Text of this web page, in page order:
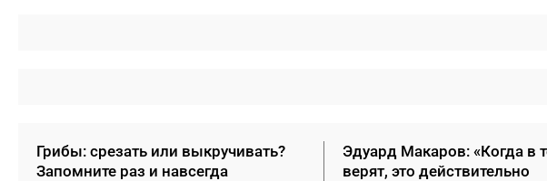
Грибы: срезать или выкручивать?
Запомните раз и навсегда
Эдуард Макаров: «Когда в
верят, это действительно